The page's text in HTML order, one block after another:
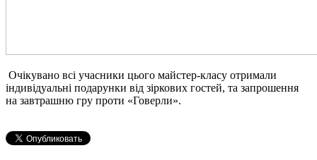
Очікувано всі учасники цього майстер-класу отримали
індивідуальні подарунки від зіркових гостей, та запрошення
на завтрашню гру проти «Говерли».